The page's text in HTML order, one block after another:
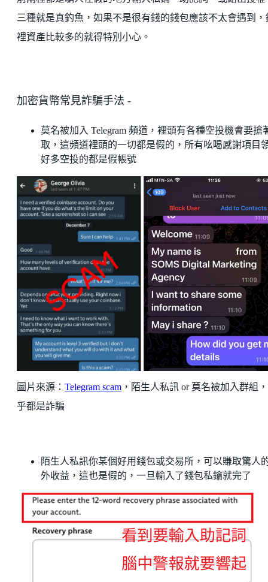
三種就是真釣魚，如果不是很有錢的錢包應該不太會遇到，
裡資產比較多的就得特別小心。
加密貨幣常見詐騙手法 -
莫名被加入 Telegram 頻道，裡頭有各種空投機會要搶
取，這頻道裡頭的一切都是假的，所有吆喝感謝項目
好多空投的都是假帳號
圖片來源： Telegram scam ，陌生人私訊 or 莫名被加入群組
乎都是詐騙
陌生人私訊你某個好用錢包或交易所，可以賺取驚人
外收益，這也是假的，一旦輸入了錢包私鑰就完了